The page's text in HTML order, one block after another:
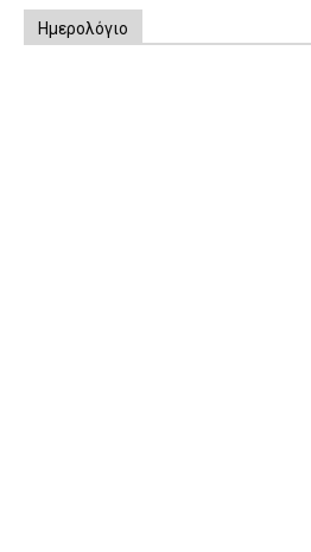
Ημερολόγιο